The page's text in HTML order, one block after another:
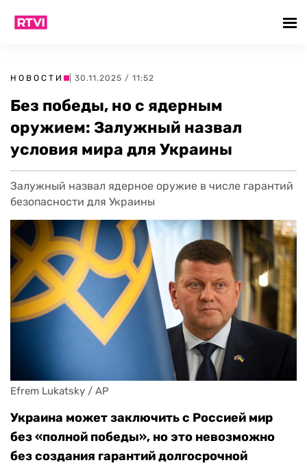
НОВОСТИ | 30.11.2025 / 11:52
Без победы, но с ядерным
оружием: Залужный назвал
условия мира для Украины
Залужный назвал ядерное оружие в числе гарантий
безопасности для Украины
Efrem Lukatsky / AP
Украина может заключить с Россией мир
без «полной победы», но это невозможно
без создания гарантий долгосрочной